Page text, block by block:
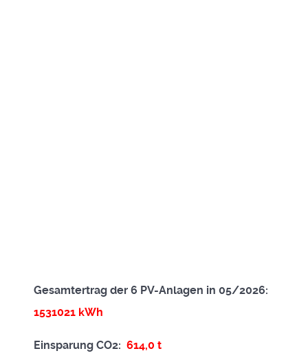
Gesamtertrag der 6 PV-Anlagen in 05/2026:
1531021 kWh
Einsparung CO2: 614,0 t